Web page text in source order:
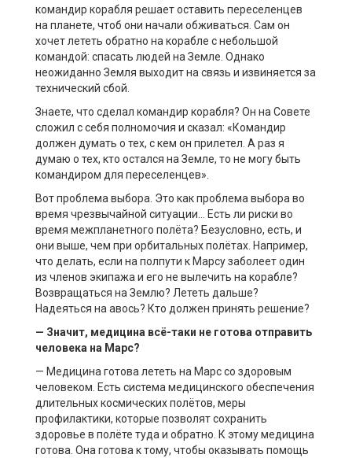
командир корабля решает оставить переселенцев
на планете, чтоб они начали обживаться. Сам он
хочет лететь обратно на корабле с небольшой
командой: спасать людей на Земле. Однако
неожиданно Земля выходит на связь и извиняется за
технический сбой.
Знаете, что сделал командир корабля? Он на Совете
сложил с себя полномочия и сказал: «Командир
должен думать о тех, с кем он прилетел. А раз я
думаю о тех, кто остался на Земле, то не могу быть
командиром для переселенцев».
Вот проблема выбора. Это как проблема выбора во
время чрезвычайной ситуации… Есть ли риски во
время межпланетного полёта? Безусловно, есть, и
они выше, чем при орбитальных полётах. Например,
что делать, если на полпути к Марсу заболеет один
из членов экипажа и его не вылечить на корабле?
Возвращаться на Землю? Лететь дальше?
Надеяться на авось? Кто должен принять решение?
— Значит, медицина всё-таки не готова отправить
человека на Марс?
— Медицина готова лететь на Марс со здоровым
человеком. Есть система медицинского обеспечения
длительных космических полётов, меры
профилактики, которые позволят сохранить
здоровье в полёте туда и обратно. К этому медицина
готова. Она готова к тому, чтобы оказывать помощь